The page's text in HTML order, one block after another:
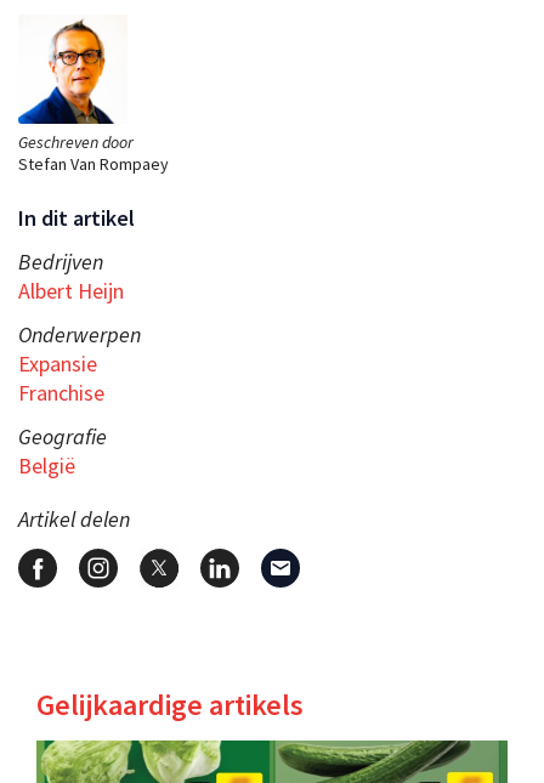
Geschreven door
Stefan Van Rompaey
In dit artikel
Bedrijven
Albert Heijn
Onderwerpen
Expansie
Franchise
Geografie
België
Artikel delen
Gelijkaardige artikels